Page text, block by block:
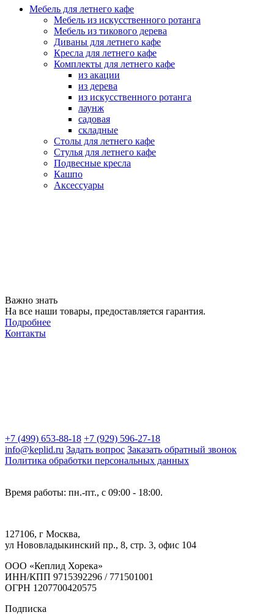
Мебель для летнего кафе
Мебель из искусственного ротанга
Мебель из тикового дерева
Диваны для летнего кафе
Кресла для летнего кафе
Комплекты для летнего кафе
из акации
из дерева
из искусственного ротанга
лаунж
садовая
складные
Столы для летнего кафе
Стулья для летнего кафе
Подвесные кресла
Кашпо
Аксессуары
Важно знать
На все наши товары, предоставляется гарантия.
Подробнее
Контакты
+7 (499) 653-88-18 +7 (929) 596-27-18
info@keplid.ru Задать вопрос Заказать обратный звонок
Политика обработки персональных данных
Время работы: пн.-пт., с 09:00 - 18:00.
127106, г Москва,
ул Нововладыкинский пр., 8, стр. 3, офис 104
ООО «Кеплид Хорека»
ИНН/КПП 9715392296 / 771501001
ОГРН 1207700420575
Подписка